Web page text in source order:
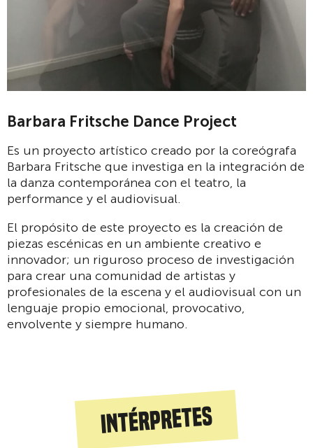
Barbara Fritsche Dance Project
Es un proyecto artístico creado por la coreógrafa
Barbara Fritsche que investiga en la integración de
la danza contemporánea con el teatro, la
performance y el audiovisual.
El propósito de este proyecto es la creación de
piezas escénicas en un ambiente creativo e
innovador; un riguroso proceso de investigación
para crear una comunidad de artistas y
profesionales de la escena y el audiovisual con un
lenguaje propio emocional, provocativo,
envolvente y siempre humano.
Intérpretes